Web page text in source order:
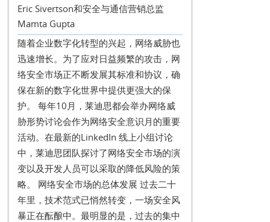
Eric Sivertson和安全与通信营销总监
Mamta Gupta
随着企业数字化转型的兴起，网络威胁也
迅速增长。为了应对日益频繁的攻击，网
络安全市场正不断发展其标准和协议，确
保在新的数字化世界中提供更强大的保
护。 每年10月，莱迪思都会举办网络威
胁形势讨论会作为网络安全意识月的重要
活动。在最新的LinkedIn 线上小组讨论
中，莱迪思团队探讨了网络安全市场的演
变以及开发人员可以采取的降低风险的策
略。 网络安全市场的总体发展 过去二十
年里，技术范式已悄然转变，一场安全风
暴正在酝酿中。最明显的是，过去的集中